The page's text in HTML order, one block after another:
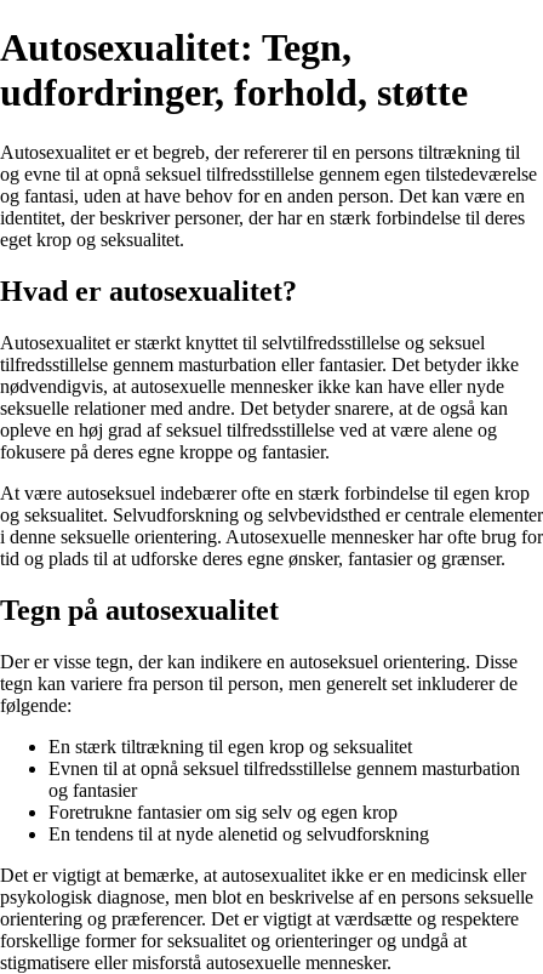
Autosexualitet: Tegn,
udfordringer, forhold, støtte
Autosexualitet er et begreb, der refererer til en persons tiltrækning til
og evne til at opnå seksuel tilfredsstillelse gennem egen tilstedeværelse
og fantasi, uden at have behov for en anden person. Det kan være en
identitet, der beskriver personer, der har en stærk forbindelse til deres
eget krop og seksualitet.
Hvad er autosexualitet?
Autosexualitet er stærkt knyttet til selvtilfredsstillelse og seksuel
tilfredsstillelse gennem masturbation eller fantasier. Det betyder ikke
nødvendigvis, at autosexuelle mennesker ikke kan have eller nyde
seksuelle relationer med andre. Det betyder snarere, at de også kan
opleve en høj grad af seksuel tilfredsstillelse ved at være alene og
fokusere på deres egne kroppe og fantasier.
At være autoseksuel indebærer ofte en stærk forbindelse til egen krop
og seksualitet. Selvudforskning og selvbevidsthed er centrale elementer
i denne seksuelle orientering. Autosexuelle mennesker har ofte brug for
tid og plads til at udforske deres egne ønsker, fantasier og grænser.
Tegn på autosexualitet
Der er visse tegn, der kan indikere en autoseksuel orientering. Disse
tegn kan variere fra person til person, men generelt set inkluderer de
følgende:
En stærk tiltrækning til egen krop og seksualitet
Evnen til at opnå seksuel tilfredsstillelse gennem masturbation
og fantasier
Foretrukne fantasier om sig selv og egen krop
En tendens til at nyde alenetid og selvudforskning
Det er vigtigt at bemærke, at autosexualitet ikke er en medicinsk eller
psykologisk diagnose, men blot en beskrivelse af en persons seksuelle
orientering og præferencer. Det er vigtigt at værdsætte og respektere
forskellige former for seksualitet og orienteringer og undgå at
stigmatisere eller misforstå autosexuelle mennesker.